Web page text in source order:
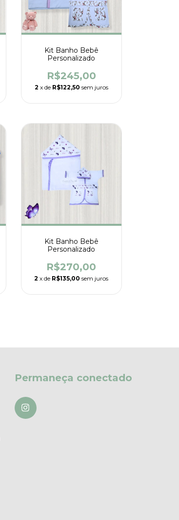
Kit Banho Bebê
Personalizado
R$245,00
2 x de R$122,50 sem juros
Kit Banho Bebê
Personalizado
R$270,00
2 x de R$135,00 sem juros
Permaneça conectado